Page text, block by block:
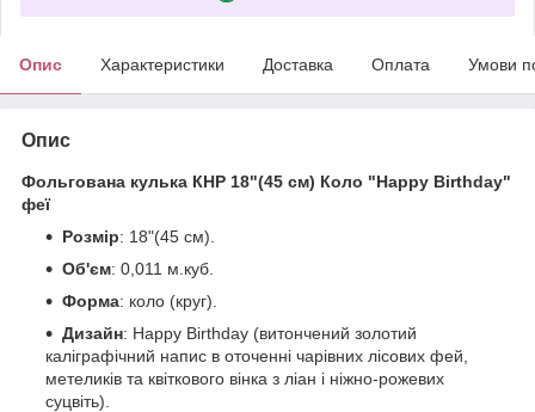
Опис Характеристики Доставка Оплата Умови
Опис
Фольгована кулька КНР 18"(45 см) Коло "Happy Birthday"
феї
Розмір: 18"(45 см).
Об'єм: 0,011 м.куб.
Форма: коло (круг).
Дизайн: Happy Birthday (витончений золотий
каліграфічний напис в оточенні чарівних лісових фей,
метеликів та квіткового вінка з ліан і ніжно-рожевих
суцвіть).